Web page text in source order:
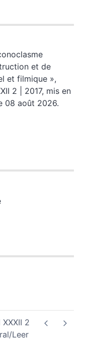
et de
et filmique »,
2 | 2017, mis en
08 août 2026.
XXXII 2
Leer